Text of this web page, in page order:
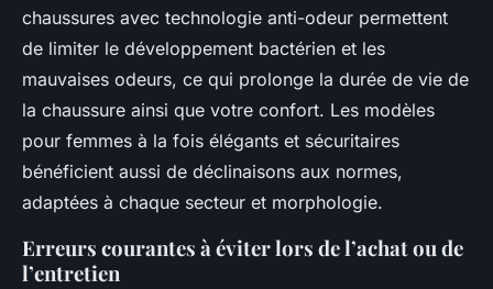
chaussures avec technologie anti-odeur permettent
de limiter le développement bactérien et les
mauvaises odeurs, ce qui prolonge la durée de vie de
la chaussure ainsi que votre confort. Les modèles
pour femmes à la fois élégants et sécuritaires
bénéficient aussi de déclinaisons aux normes,
adaptées à chaque secteur et morphologie.
Erreurs courantes à éviter lors de l’achat ou de
l’entretien